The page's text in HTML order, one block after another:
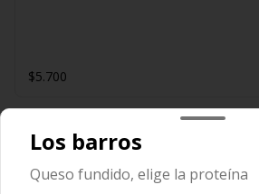
$5.700
Ensalada tomate palta
Los barros
Queso fundido, elige la proteína